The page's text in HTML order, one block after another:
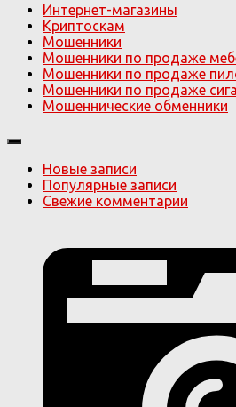
Интернет-магазины
Криптоскам
Мошенники
Мошенники по продаже
Мошенники по продаже
Мошенники по продаже
Мошеннические обменники
Новые записи
Популярные записи
Свежие комментарии